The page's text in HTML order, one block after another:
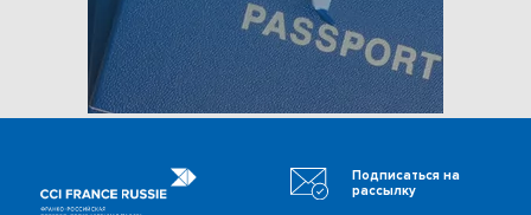
Подписаться на
рассылку